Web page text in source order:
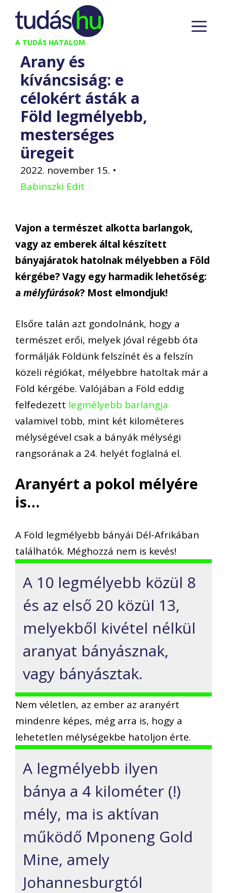
Kilépés
tartalomba
A TUDÁS HATALOM
Arany és
kíváncsiság: e
célokért ásták a
Föld legmélyebb,
mesterséges
üregeit
2022. november 15. •
Babinszki Edit
Vajon a természet alkotta barlangok,
vagy az emberek által készített
bányajáratok hatolnak mélyebben a Föld
kérgébe? Vagy egy harmadik lehetőség:
a mélyfúrások? Most elmondjuk!
Elsőre talán azt gondolnánk, hogy a
természet erői, melyek jóval régebb óta
formálják Földünk felszínét és a felszín
közeli régiókat, mélyebbre hatoltak már a
Föld kérgébe. Valójában a Föld eddig
felfedezett legmélyebb barlangja
valamivel több, mint két kilométeres
mélységével csak a bányák mélységi
rangsorának a 24. helyét foglalná el.
Aranyért a pokol mélyére
is…
A Föld legmélyebb bányái Dél-Afrikában
találhatók. Méghozzá nem is kevés!
A 10 legmélyebb közül 8
és az első 20 közül 13,
melyekből kivétel nélkül
aranyat bányásznak,
vagy bányásztak.
Nem véletlen, az ember az aranyért
mindenre képes, még arra is, hogy a
lehetetlen mélységekbe hatoljon érte.
A legmélyebb ilyen
bánya a 4 kilométer (!)
mély, ma is aktívan
működő Mponeng Gold
Mine, amely
Johannesburgtól